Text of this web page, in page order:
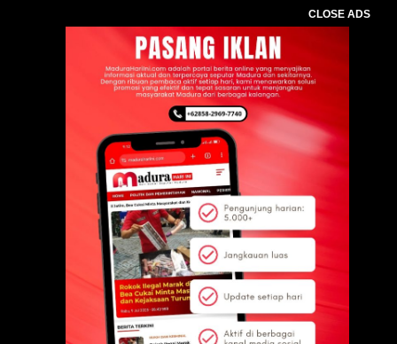
CLOSE ADS